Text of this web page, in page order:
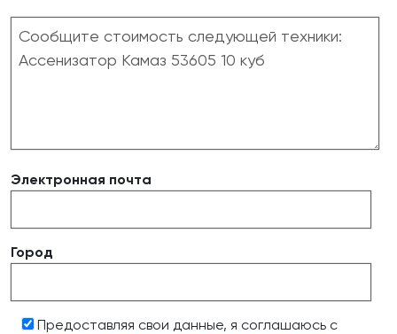
Электронная почта
Город
Предоставляя свои данные, я соглашаюсь с